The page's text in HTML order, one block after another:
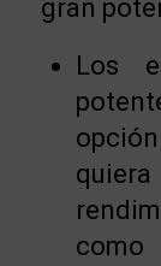
gran
Los
como